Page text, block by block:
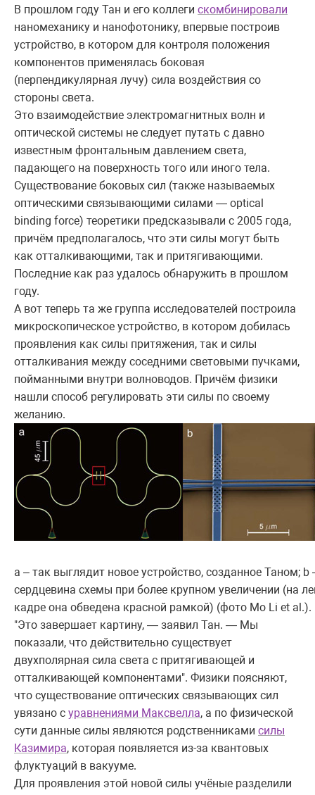
В прошлом году Тан и его коллеги скомбинировали
наномеханику и нанофотонику, впервые построив
устройство, в котором для контроля положения
компонентов применялась боковая
(перпендикулярная лучу) сила воздействия со
стороны света.
Это взаимодействие электромагнитных волн и
оптической системы не следует путать с давно
известным фронтальным давлением света,
падающего на поверхность того или иного тела.
Существование боковых сил (также называемых
оптическими связывающими силами — optical
binding force) теоретики предсказывали с 2005 года,
причём предполагалось, что эти силы могут быть
как отталкивающими, так и притягивающими.
Последние как раз удалось обнаружить в прошлом
году.
А вот теперь та же группа исследователей построила
микроскопическое устройство, в котором добилась
проявления как силы притяжения, так и силы
отталкивания между соседними световыми пучками,
пойманными внутри волноводов. Причём физики
нашли способ регулировать эти силы по своему
желанию.
a – так выглядит новое устройство, созданное Таном; b
сердцевина схемы при более крупном увеличении (на
кадре она обведена красной рамкой) (фото Mo Li et al.).
"Это завершает картину, — заявил Тан. — Мы
показали, что действительно существует
двухполярная сила света с притягивающей и
отталкивающей компонентами". Физики поясняют,
что существование оптических связывающих сил
увязано с уравнениями Максвелла, а по физической
сути данные силы являются родственниками силы
Казимира, которая появляется из-за квантовых
флуктуаций в вакууме.
Для проявления этой новой силы учёные разделили